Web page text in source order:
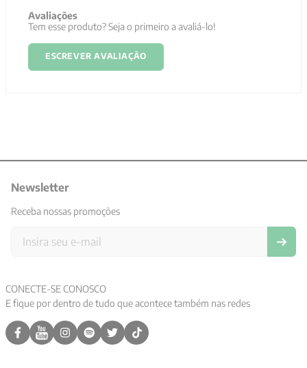
Avaliações
Tem esse produto? Seja o primeiro a avaliá-lo!
ESCREVER AVALIAÇÃO
Newsletter
Receba nossas promoções
CONECTE-SE CONOSCO
E fique por dentro de tudo que acontece também nas redes